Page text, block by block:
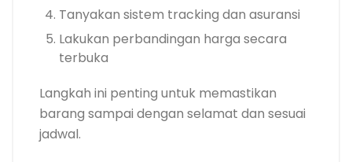
Tanyakan sistem tracking dan asuransi
Lakukan perbandingan harga secara
terbuka
Langkah ini penting untuk memastikan
barang sampai dengan selamat dan sesuai
jadwal.